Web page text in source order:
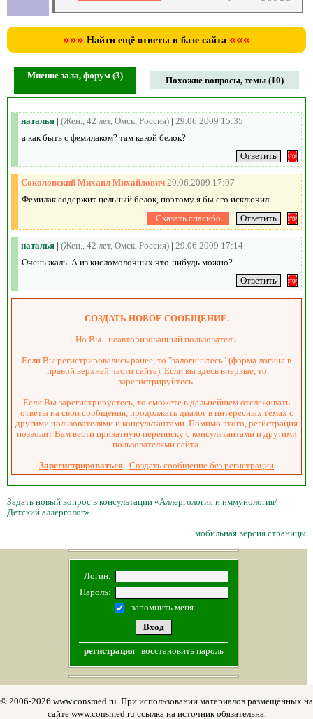
»»» Найти ещё ответы в базе сайта «««
Мнение зала, форум (3) Похожие вопросы, темы (10)
наталья | (Жен., 42 лет, Омск, Россия) | 29.06.2009 15:35
а как быть с фемилаком? там какой белок?
Соколовский Михаил Михайлович 29.06.2009 17:07
Фемилак содержит цельный белок, поэтому я бы его исключил.
наталья | (Жен., 42 лет, Омск, Россия) | 29.06.2009 17:14
Очень жаль. А из кисломолочных что-нибудь можно?
СОЗДАТЬ НОВОЕ СООБЩЕНИЕ.
Но Вы - неавторизованный пользователь.
Если Вы регистрировались ранее, то "залогиньтесь" (форма логина в
правой верхней части сайта). Если вы здесь впервые, то
зарегистрируйтесь.
Если Вы зарегистрируетесь, то сможете в дальнейшем отслеживать
ответы на свои сообщения, продолжать диалог в интересных темах с
другими пользователями и консультантами. Помимо этого, регистрация
позволит Вам вести приватную переписку с консультантами и другими
пользователями сайта.
Зарегистрироваться Создать сообщение без регистрации
Задать новый вопрос в консультации «Аллергология и иммунология/
Детский аллерголог»
мобильная версия страницы
Логин:
Пароль:
- запомнить меня
регистрация| восстановить пароль
© 2006-2026 www.consmed.ru. При использовании материалов размещённых на
сайте www.consmed.ru ссылка на источник обязательна.